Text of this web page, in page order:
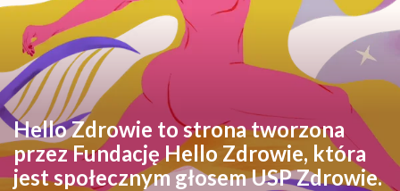
Hello Zdrowie to strona tworzona
przez Fundację Hello Zdrowie, która
jest społecznym głosem USP Zdrowie.